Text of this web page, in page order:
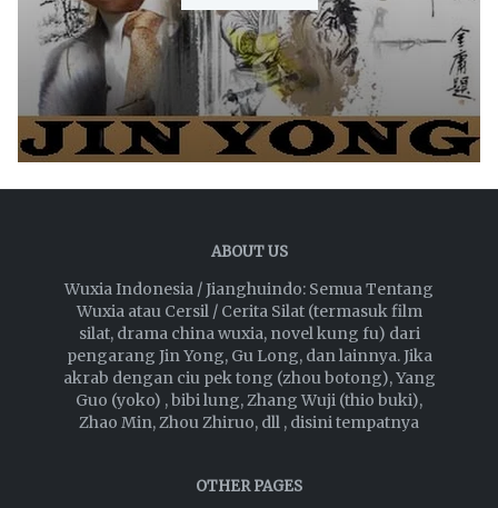
ABOUT US
Wuxia Indonesia / Jianghuindo: Semua Tentang
Wuxia atau Cersil / Cerita Silat (termasuk film
silat, drama china wuxia, novel kung fu) dari
pengarang Jin Yong, Gu Long, dan lainnya. Jika
akrab dengan ciu pek tong (zhou botong), Yang
Guo (yoko) , bibi lung, Zhang Wuji (thio buki),
Zhao Min, Zhou Zhiruo, dll , disini tempatnya
OTHER PAGES